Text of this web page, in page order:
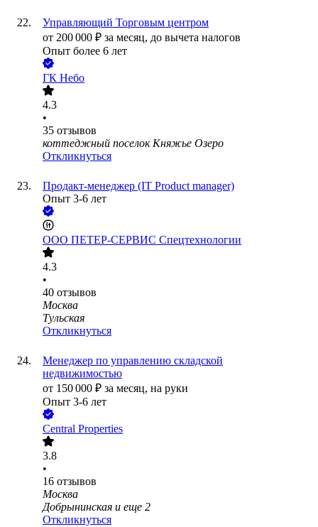
Управляющий Торговым центром
от 200 000 ₽ за месяц, до вычета налогов
Опыт более 6 лет
ГК Небо
4.3
•
35 отзывов
коттеджный поселок Княжье Озеро
Откликнуться
Продакт-менеджер (IT Product manager)
Опыт 3-6 лет
ООО ПЕТЕР-СЕРВИС Спецтехнологии
4.3
•
40 отзывов
Москва
Тульская
Откликнуться
Менеджер по управлению складской
недвижимостью
от 150 000 ₽ за месяц, на руки
Опыт 3-6 лет
Central Properties
3.8
•
16 отзывов
Москва
Добрынинская и еще 2
Откликнуться